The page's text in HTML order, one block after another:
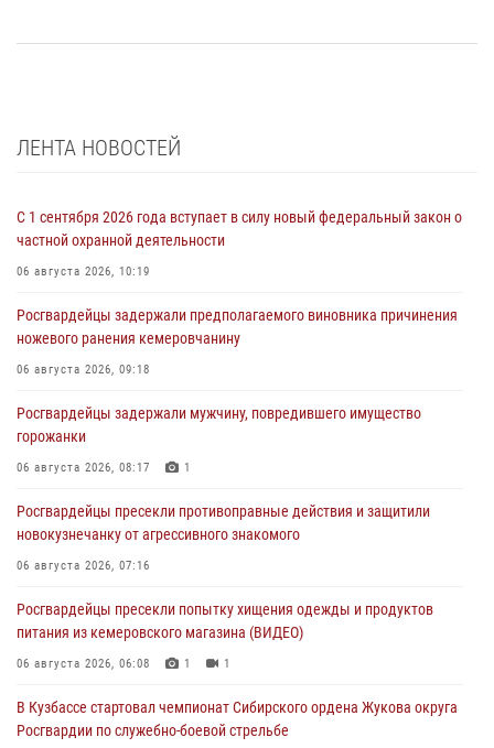
ЛЕНТА НОВОСТЕЙ
С 1 сентября 2026 года вступает в силу новый федеральный закон о
частной охранной деятельности
06 августа 2026, 10:19
Росгвардейцы задержали предполагаемого виновника причинения
ножевого ранения кемеровчанину
06 августа 2026, 09:18
Росгвардейцы задержали мужчину, повредившего имущество
горожанки
06 августа 2026, 08:17 1
Росгвардейцы пресекли противоправные действия и защитили
новокузнечанку от агрессивного знакомого
06 августа 2026, 07:16
Росгвардейцы пресекли попытку хищения одежды и продуктов
питания из кемеровского магазина (ВИДЕО)
06 августа 2026, 06:08 1 1
В Кузбассе стартовал чемпионат Сибирского ордена Жукова округа
Росгвардии по служебно-боевой стрельбе